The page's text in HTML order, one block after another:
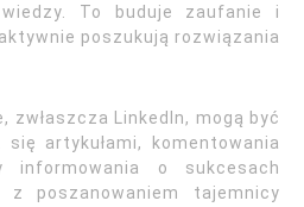
To buduje zaufanie i
poszukują rozwiązania
zwłaszcza LinkedIn, mogą być
artykułami, komentowania
o sukcesach
z poszanowaniem tajemnicy